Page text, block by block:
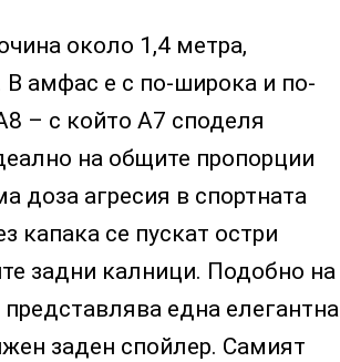
около 1,4 метра,
амфас е с по-широка и по-
– с който А7 споделя
на общите пропорции
доза агресия в спортната
капака се пускат остри
задни калници. Подобно на
една елегантна
заден спойлер. Самият